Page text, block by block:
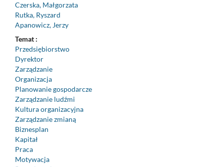
Czerska, Małgorzata
Rutka, Ryszard
Apanowicz, Jerzy
Temat :
Przedsiębiorstwo
Dyrektor
Zarządzanie
Organizacja
Planowanie gospodarcze
Zarządzanie ludźmi
Kultura organizacyjna
Zarządzanie zmianą
Biznesplan
Kapitał
Praca
Motywacja